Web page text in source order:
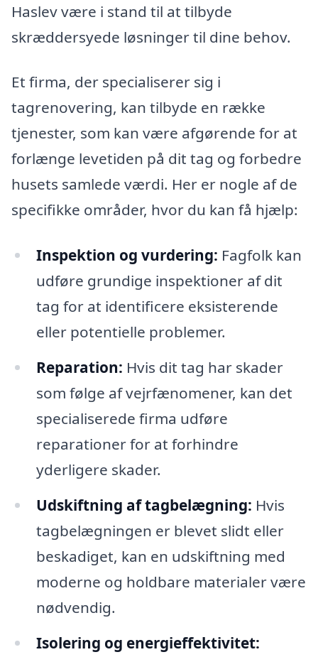
Haslev være i stand til at tilbyde
skræddersyede løsninger til dine behov.
Et firma, der specialiserer sig i
tagrenovering, kan tilbyde en række
tjenester, som kan være afgørende for at
forlænge levetiden på dit tag og forbedre
husets samlede værdi. Her er nogle af de
specifikke områder, hvor du kan få hjælp:
Inspektion og vurdering: Fagfolk kan
udføre grundige inspektioner af dit
tag for at identificere eksisterende
eller potentielle problemer.
Reparation: Hvis dit tag har skader
som følge af vejrfænomener, kan det
specialiserede firma udføre
reparationer for at forhindre
yderligere skader.
Udskiftning af tagbelægning: Hvis
tagbelægningen er blevet slidt eller
beskadiget, kan en udskiftning med
moderne og holdbare materialer være
nødvendig.
Isolering og energieffektivitet: